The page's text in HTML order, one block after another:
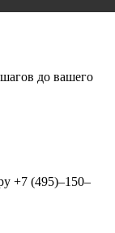
до вашего
+7 (495)–150–